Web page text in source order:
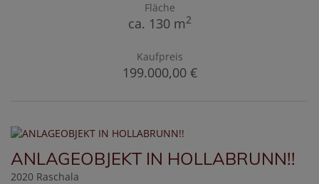
Fläche
ca. 130 m2
Kaufpreis
199.000,00 €
ANLAGEOBJEKT IN HOLLABRUNN!!
2020 Raschala